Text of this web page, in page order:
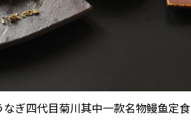
なぎ四代目菊川其中一款名物鳗鱼定食